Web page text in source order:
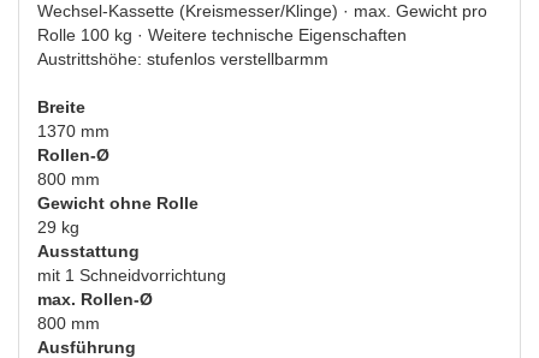
Wechsel-Kassette (Kreismesser/Klinge) · max. Gewicht pro
Rolle 100 kg · Weitere technische Eigenschaften
Austrittshöhe: stufenlos verstellbarmm
Breite
1370 mm
Rollen-Ø
800 mm
Gewicht ohne Rolle
29 kg
Ausstattung
mit 1 Schneidvorrichtung
max. Rollen-Ø
800 mm
Ausführung